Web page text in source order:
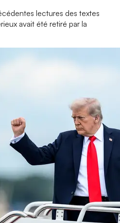
lectures des textes
avait été retiré par la